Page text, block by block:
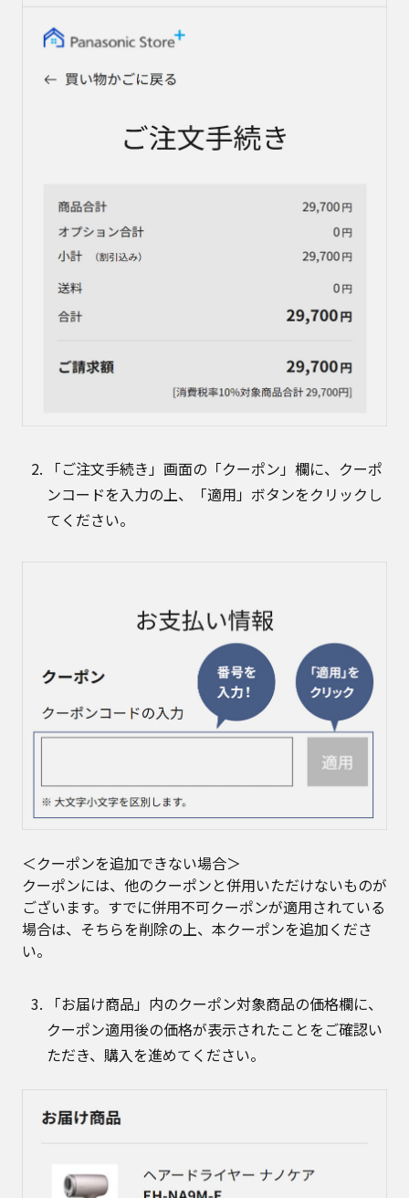
「ご注文手続き」画面の「クーポン」欄に、クーポ
ンコードを入力の上、「適用」ボタンをクリックし
てください。
＜クーポンを追加できない場合＞
クーポンには、他のクーポンと併用いただけないものが
ございます。すでに併用不可クーポンが適用されている
場合は、そちらを削除の上、本クーポンを追加くださ
い。
「お届け商品」内のクーポン対象商品の価格欄に、
クーポン適用後の価格が表示されたことをご確認い
ただき、購入を進めてください。